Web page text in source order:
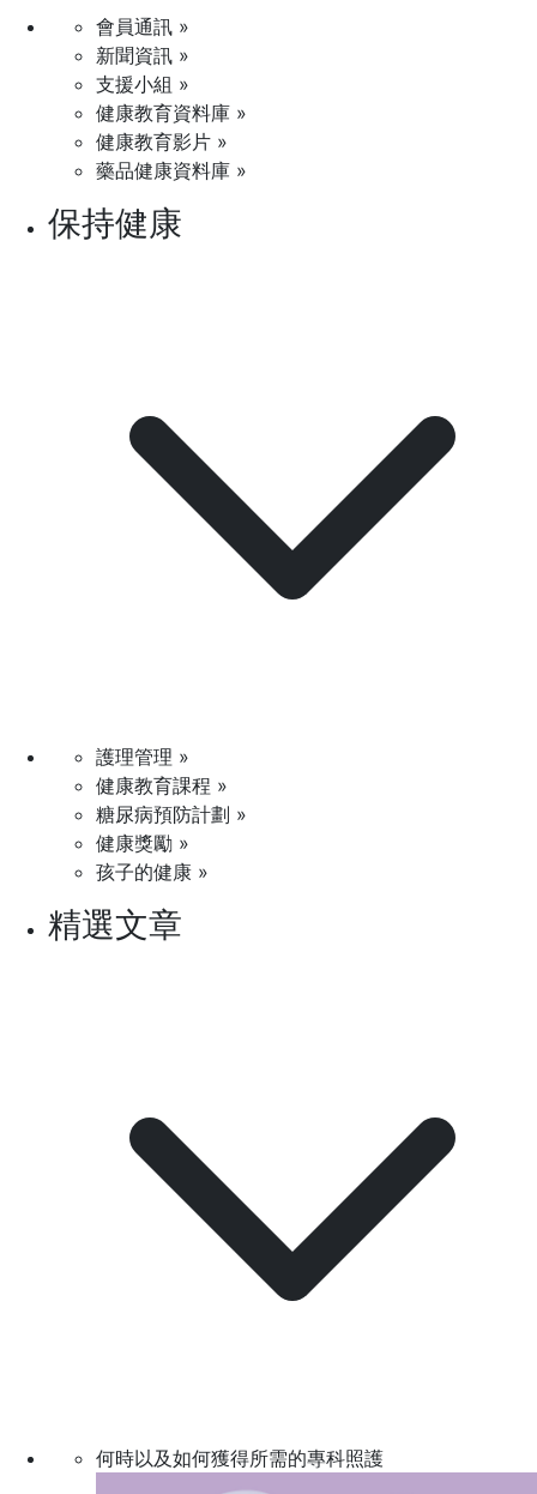
會員通訊 »
新聞資訊 »
支援小組 »
健康教育資料庫 »
健康教育影片 »
藥品健康資料庫 »
保持健康
護理管理 »
健康教育課程 »
糖尿病預防計劃 »
健康獎勵 »
孩子的健康 »
精選文章
何時以及如何獲得所需的專科照護